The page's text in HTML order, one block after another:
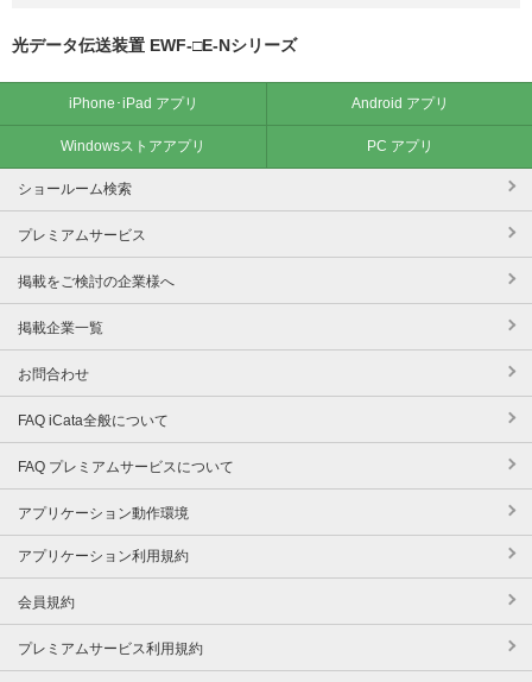
光データ伝送装置 EWF-□E-Nシリーズ
iPhone･iPad アプリ Android アプリ
Windowsストアアプリ PC アプリ
ショールーム検索
プレミアムサービス
掲載をご検討の企業様へ
掲載企業一覧
お問合わせ
FAQ iCata全般について
FAQ プレミアムサービスについて
アプリケーション動作環境
アプリケーション利用規約
会員規約
プレミアムサービス利用規約